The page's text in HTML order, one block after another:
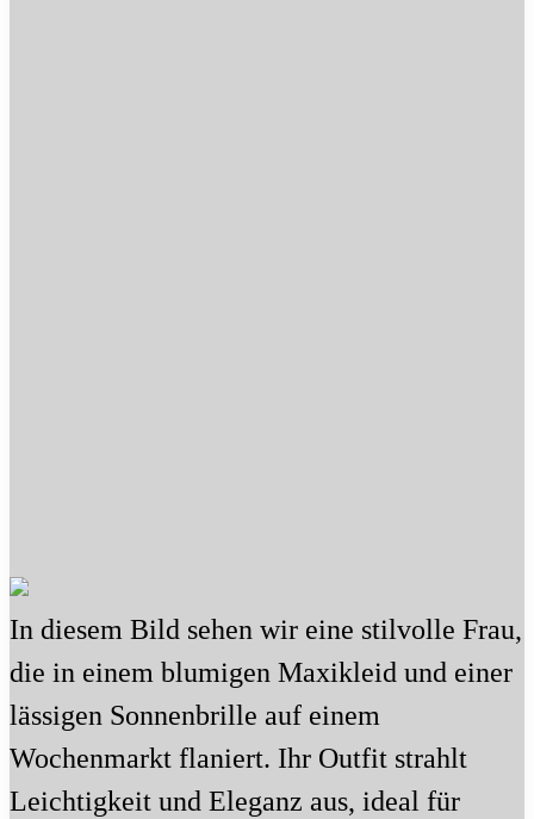
In diesem Bild sehen wir eine stilvolle Frau,
die in einem blumigen Maxikleid und einer
lässigen Sonnenbrille auf einem
Wochenmarkt flaniert. Ihr Outfit strahlt
Leichtigkeit und Eleganz aus, ideal für